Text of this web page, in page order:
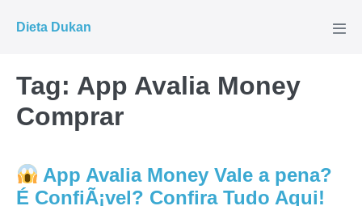
para
conteúdo
Dieta Dukan
Tag: App Avalia Money
Comprar
App Avalia Money Vale a pena?
É ConfiÃ¡vel? Confira Tudo Aqui!